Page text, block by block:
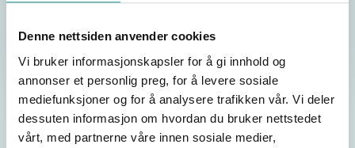
Denne nettsiden anvender cookies
Vi bruker informasjonskapsler for å gi innhold og
annonser et personlig preg, for å levere sosiale
mediefunksjoner og for å analysere trafikken vår. Vi deler
dessuten informasjon om hvordan du bruker nettstedet
vårt, med partnerne våre innen sosiale medier,
Vår historie